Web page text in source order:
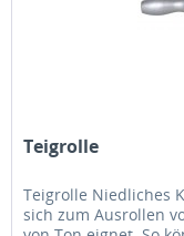
Teigrolle
Teigrolle Niedliches
sich zum Ausrollen